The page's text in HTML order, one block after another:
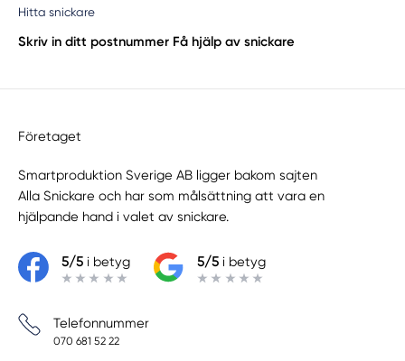
Hitta snickare
Skriv in ditt postnummer Få hjälp av snickare
Företaget
Smartproduktion Sverige AB ligger bakom sajten
Alla Snickare och har som målsättning att vara en
hjälpande hand i valet av snickare.
5/5i betyg 5/5i betyg
Telefonnummer
070 681 52 22